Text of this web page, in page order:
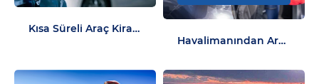
Kısa Süreli Araç Kiralama: İş Seyahatlerinde Konforunuzu Artırın
Havalimanından Araç Kiralamanın Avantajları